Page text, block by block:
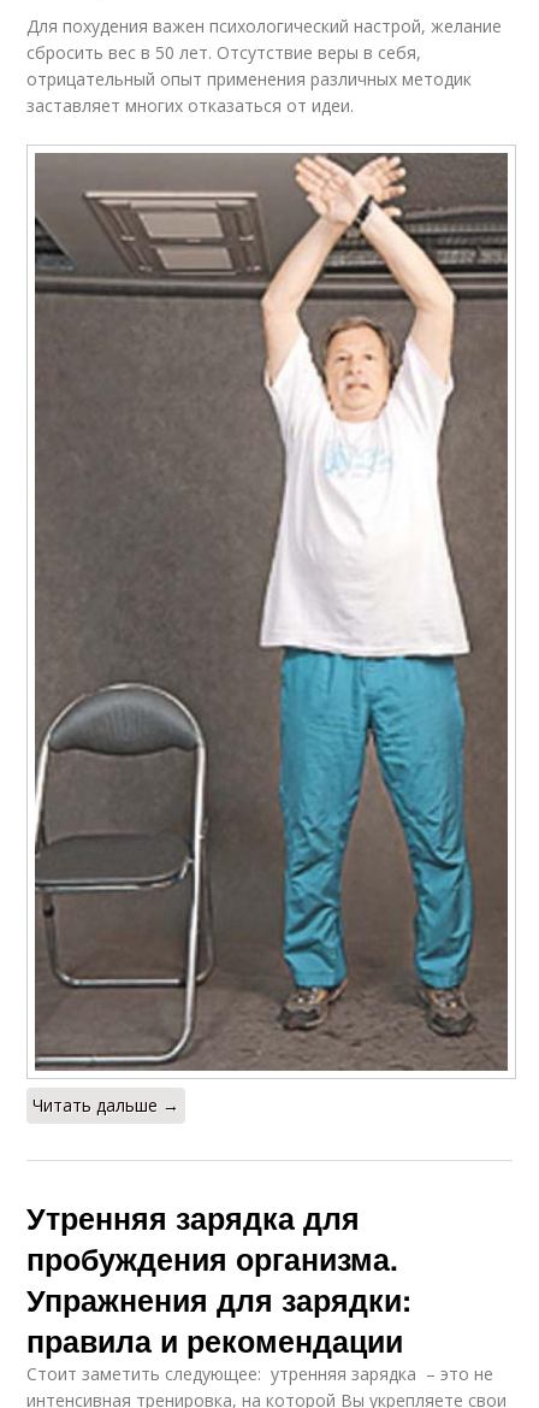
Для похудения важен психологический настрой, желание
сбросить вес в 50 лет. Отсутствие веры в себя,
отрицательный опыт применения различных методик
заставляет многих отказаться от идеи.
Читать дальше →
Утренняя зарядка для
пробуждения организма.
Упражнения для зарядки:
правила и рекомендации
Стоит заметить следующее: утренняя зарядка – это не
интенсивная тренировка, на которой Вы укрепляете свои